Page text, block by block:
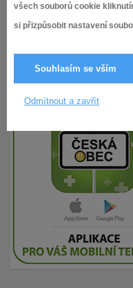
všech souborů cookie
si přizpůsobit nastavení
Souhlasím se vším
Odmítnout a zavřít